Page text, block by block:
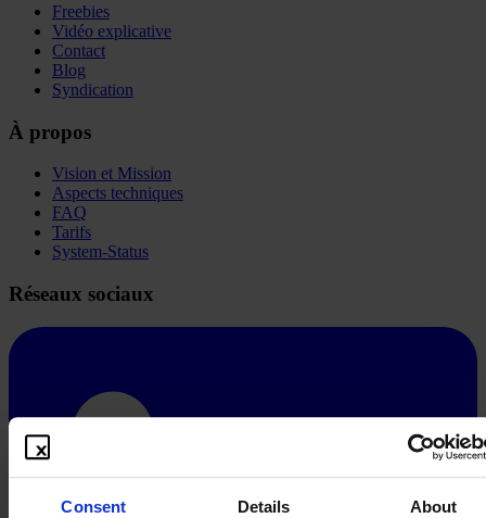
Consent Details About
Freebies
Vidéo explicative
Contact
Blog
Syndication
À propos
Vision et Mission
Aspects techniques
FAQ
Tarifs
System-Status
Réseaux sociaux